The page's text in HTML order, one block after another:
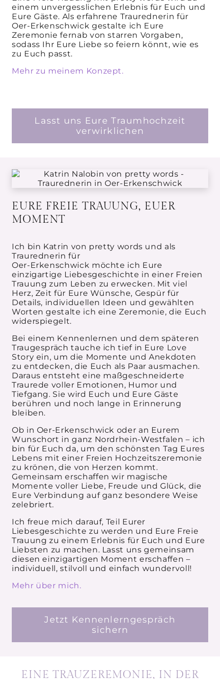
einem unvergesslichen Erlebnis für Euch und
Eure Gäste. Als erfahrene Traurednerin für
Oer-Erkenschwick gestalte ich Eure
Zeremonie fernab von starren Vorgaben,
sodass Ihr Eure Liebe so feiern könnt, wie es
zu Euch passt.
Mehr zu meinem Konzept.
Lasst uns Eure Traumhochzeit
verwirklichen
EURE FREIE TRAUUNG, EUER
MOMENT
Ich bin Katrin von pretty words und als
Traurednerin für
Oer-Erkenschwick möchte ich Eure
einzigartige Liebesgeschichte in einer Freien
Trauung zum Leben zu erwecken. Mit viel
Herz, Zeit für Eure Wünsche, Gespür für
Details, individuellen Ideen und gewählten
Worten gestalte ich eine Zeremonie, die Euch
widerspiegelt.
Bei einem Kennenlernen und dem späteren
Traugespräch tauche ich tief in Eure Love
Story ein, um die Momente und Anekdoten
zu entdecken, die Euch als Paar ausmachen.
Daraus entsteht eine maßgeschneiderte
Traurede voller Emotionen, Humor und
Tiefgang. Sie wird Euch und Eure Gäste
berühren und noch lange in Erinnerung
bleiben.
Ob in Oer-Erkenschwick oder an Eurem
Wunschort in ganz Nordrhein-Westfalen – ich
bin für Euch da, um den schönsten Tag Eures
Lebens mit einer Freien Hochzeitszeremonie
zu krönen, die von Herzen kommt.
Gemeinsam erschaffen wir magische
Momente voller Liebe, Freude und Glück, die
Eure Verbindung auf ganz besondere Weise
zelebriert.
Ich freue mich darauf, Teil Eurer
Liebesgeschichte zu werden und Eure Freie
Trauung zu einem Erlebnis für Euch und Eure
Liebsten zu machen. Lasst uns gemeinsam
diesen einzigartigen Moment erschaffen –
individuell, stilvoll und einfach wundervoll!
Mehr über mich.
Jetzt Kennenlerngespräch
sichern
EINE TRAUZEREMONIE, IN DER